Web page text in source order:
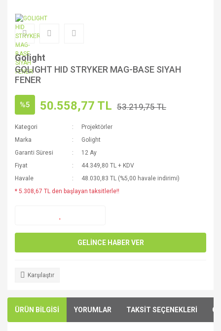
Golight
GOLIGHT HID STRYKER MAG-BASE SIYAH
FENER
%5 50.558,77 TL 53.219,75 TL
Kategori
Projektörler
Marka
Golight
Garanti Süresi
12 Ay
Fiyat
44.349,80 TL + KDV
Havale
48.030,83 TL (%5,00 havale indirimi)
* 5.308,67 TL den başlayan taksitlerle!!
GELİNCE HABER VER
Karşılaştır
ÜRÜN BİLGİSİ YORUMLAR TAKSİT SEÇENEKLERİ